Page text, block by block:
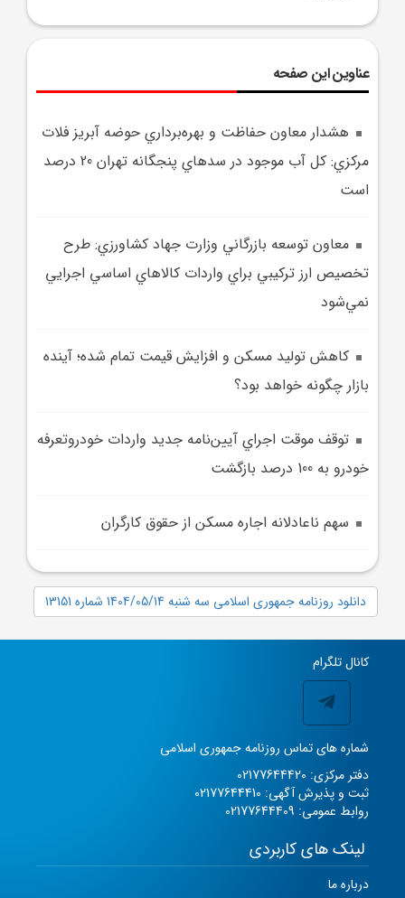
عناوین این صفحه
هشدار معاون حفاظت و بهره‌برداري حوضه آبريز فلات
مرکزي: کل آب موجود در سدهاي پنجگانه تهران 20 درصد
است
معاون توسعه بازرگاني وزارت جهاد کشاورزي: طرح
تخصيص ارز ترکيبي براي واردات کالاهاي اساسي اجرايي
نمي‌شود
کاهش توليد مسکن و افزايش قيمت تمام شده؛ آينده
بازار چگونه خواهد بود؟
توقف موقت اجراي آيين‌نامه جديد واردات خودروتعرفه
خودرو به 100 درصد بازگشت
سهم ناعادلانه اجاره مسکن از حقوق کارگران
دانلود روزنامه جمهوری اسلامی سه شنبه 1404/05/14 شماره 13151
کانال تلگرام
شماره های تماس روزنامه جمهوری اسلامی
دفتر مرکزی: 02177644420
ثبت و پذیرش آگهی: 02177644410
روابط عمومی: 02177644409
لینک های کاربردی
درباره ما